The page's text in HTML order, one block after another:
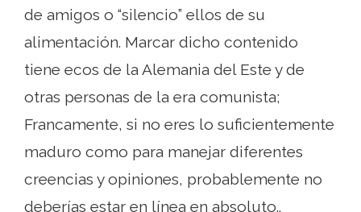
de amigos o “silencio” ellos de su
alimentación. Marcar dicho contenido
tiene ecos de la Alemania del Este y de
otras personas de la era comunista;
Francamente, si no eres lo suficientemente
maduro como para manejar diferentes
creencias y opiniones, probablemente no
deberías estar en línea en absoluto..